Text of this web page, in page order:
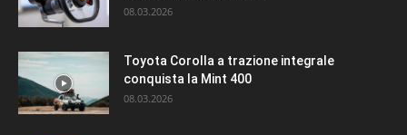
08.03.2026
Toyota Corolla a trazione integrale
conquista la Mint 400
08.03.2026